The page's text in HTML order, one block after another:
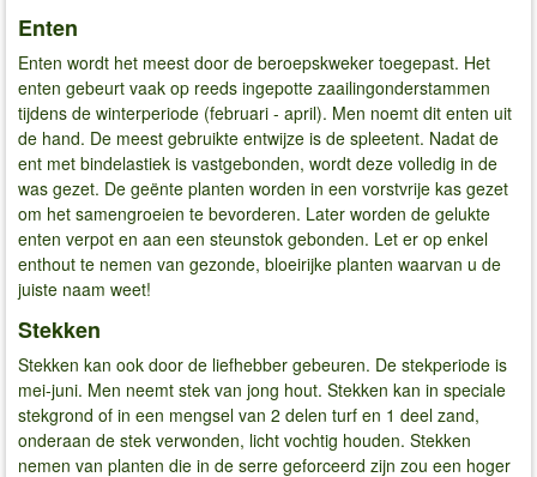
Enten
Enten wordt het meest door de beroepskweker toegepast. Het
enten gebeurt vaak op reeds ingepotte zaailingonderstammen
tijdens de winterperiode (februari - april). Men noemt dit enten uit
de hand. De meest gebruikte entwijze is de spleetent. Nadat de
ent met bindelastiek is vastgebonden, wordt deze volledig in de
was gezet. De geënte planten worden in een vorstvrije kas gezet
om het samengroeien te bevorderen. Later worden de gelukte
enten verpot en aan een steunstok gebonden. Let er op enkel
enthout te nemen van gezonde, bloeirijke planten waarvan u de
juiste naam weet!
Stekken
Stekken kan ook door de liefhebber gebeuren. De stekperiode is
mei-juni. Men neemt stek van jong hout. Stekken kan in speciale
stekgrond of in een mengsel van 2 delen turf en 1 deel zand,
onderaan de stek verwonden, licht vochtig houden. Stekken
nemen van planten die in de serre geforceerd zijn zou een hoger